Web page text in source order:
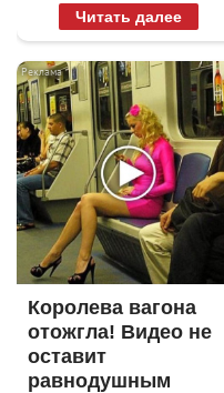
Читать далее
Королева вагона
отожгла! Видео не
оставит
равнодушным